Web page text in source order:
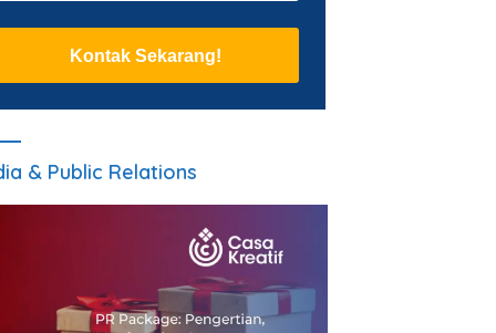
Kontak Sekarang!
& Public Relations